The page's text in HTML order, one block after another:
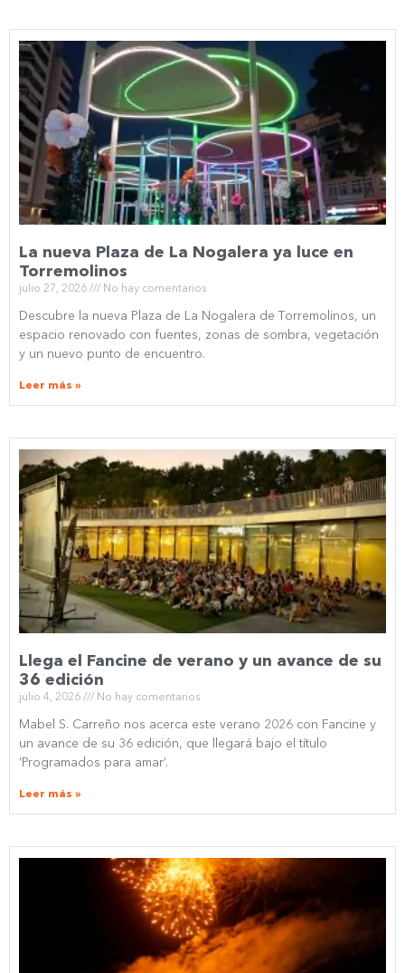
La nueva Plaza de La Nogalera ya luce en
Torremolinos
julio 27, 2026 No hay comentarios
Descubre la nueva Plaza de La Nogalera de Torremolinos, un
espacio renovado con fuentes, zonas de sombra, vegetación
y un nuevo punto de encuentro.
Leer más »
Llega el Fancine de verano y un avance de su
36 edición
julio 4, 2026 No hay comentarios
Mabel S. Carreño nos acerca este verano 2026 con Fancine y
un avance de su 36 edición, que llegará bajo el título
‘Programados para amar’.
Leer más »